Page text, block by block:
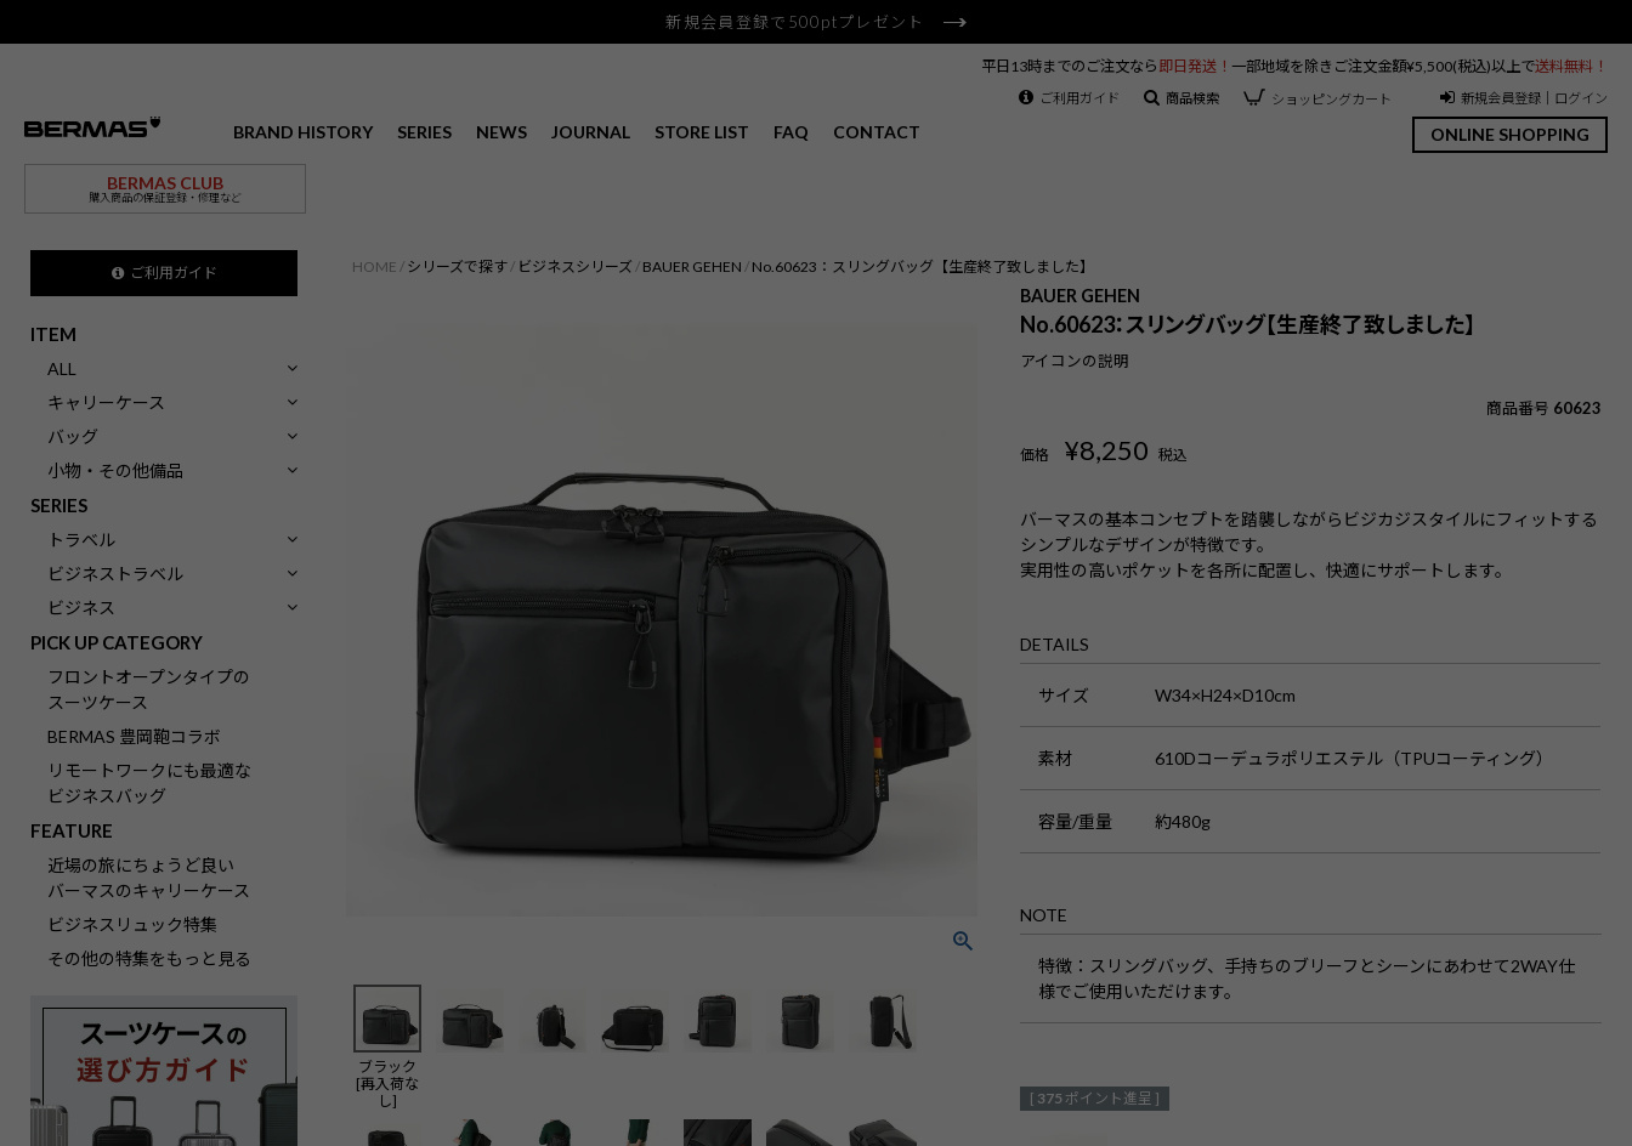
新規会員登録で500ptプレゼント
BRAND HISTORY SERIES NEWS JOURNAL STORE LIST FAQ CONTACT
BERMAS CLUB
購入商品の保証登録・修理など
ONLINE SHOPPING
平日13時までのご注文なら 即日発送！ 一部地域を除きご注文金額¥5,500(税込)以上で送料無料！
ご利用ガイド 商品検索 ショッピングカート 新規会員登録｜ログイン
ご利用ガイド
ITEM
ALL
キャリーケース
バッグ
小物・その他備品
SERIES
トラベル
ビジネストラベル
ビジネス
PICK UP CATEGORY
フロントオープンタイプの
スーツケース
BERMAS 豊岡鞄コラボ
リモートワークにも最適な
ビジネスバッグ
FEATURE
近場の旅にちょうど良い
バーマスのキャリーケース
ビジネスリュック特集
その他の特集をもっと見る
HOME シリーズで探す ビジネスシリーズ BAUER GEHEN No.60623：スリングバッグ【生産終了致しました】
ブラック
[再入荷な
し]
BAUER GEHEN
No.60623：スリングバッグ【生産終了致しました】
アイコンの説明
商品番号 60623
価格 ¥8,250 税込
バーマスの基本コンセプトを踏襲しながらビジカジスタイルにフィットする
シンプルなデザインが特徴です。
実用性の高いポケットを各所に配置し、快適にサポートします。
DETAILS
サイズ W34×H24×D10cm
素材 610Dコーデュラポリエステル（TPUコーティング）
容量/重量 約480g
NOTE
特徴 ：スリングバッグ、手持ちのブリーフとシーンにあわせて2WAY仕
様でご使用いただけます。
[ 375 ポイント進呈 ]